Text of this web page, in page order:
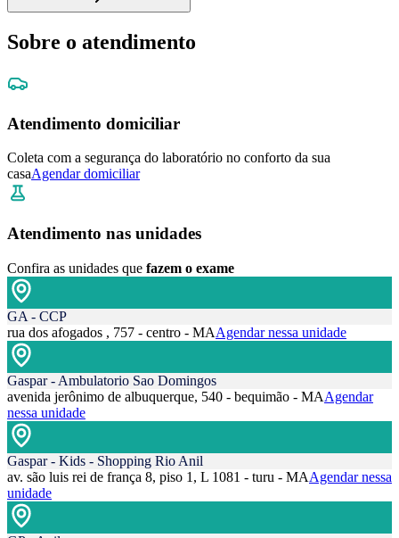
Sobre o atendimento
Atendimento domiciliar
Coleta com a segurança do laboratório no conforto da sua
casaAgendar domiciliar
Atendimento nas unidades
Confira as unidades que fazem o exame
GA - CCP
rua dos afogados , 757 - centro - MAAgendar nessa unidade
Gaspar - Ambulatorio Sao Domingos
avenida jerônimo de albuquerque, 540 - bequimão - MAAgendar
nessa unidade
Gaspar - Kids - Shopping Rio Anil
av. são luis rei de frança 8, piso 1, L 1081 - turu - MAAgendar nessa
unidade